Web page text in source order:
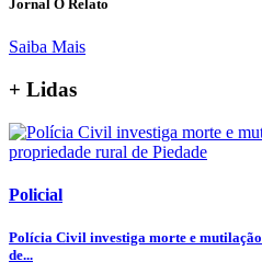
Jornal O Relato
Saiba Mais
+ Lidas
Policial
Polícia Civil investiga morte e
de...